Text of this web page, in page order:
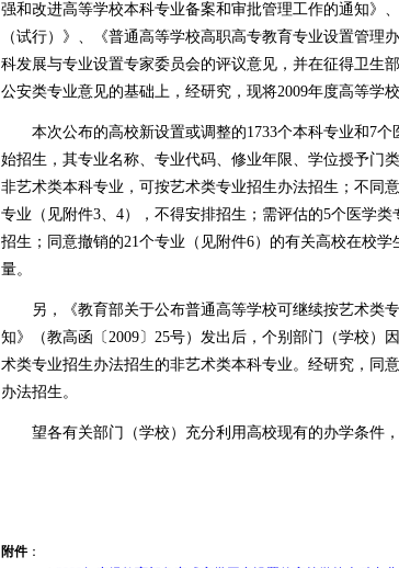
强和改进高等学校本科专业备案和审批管理工作的通知》
（试行）》、《普通高等学校高职高专教育专业设置管理
科发展与专业设置专家委员会的评议意见，并在征得卫生
公安类专业意见的基础上，经研究，现将2009年度高等学
本次公布的高校新设置或调整的1733个本科专业和7个
始招生，其专业名称、专业代码、修业年限、学位授予门
非艺术类本科专业，可按艺术类专业招生办法招生；不同
专业（见附件3、4），不得安排招生；需评估的5个医学
招生；同意撤销的21个专业（见附件6）的有关高校在校
量。
另，《教育部关于公布普通高等学校可继续按艺术类专
知》（教高函〔2009〕25号）发出后，个别部门（学校）
术类专业招生办法招生的非艺术类本科专业。经研究，同
办法招生。
望各有关部门（学校）充分利用高校现有的办学条件，
附件：